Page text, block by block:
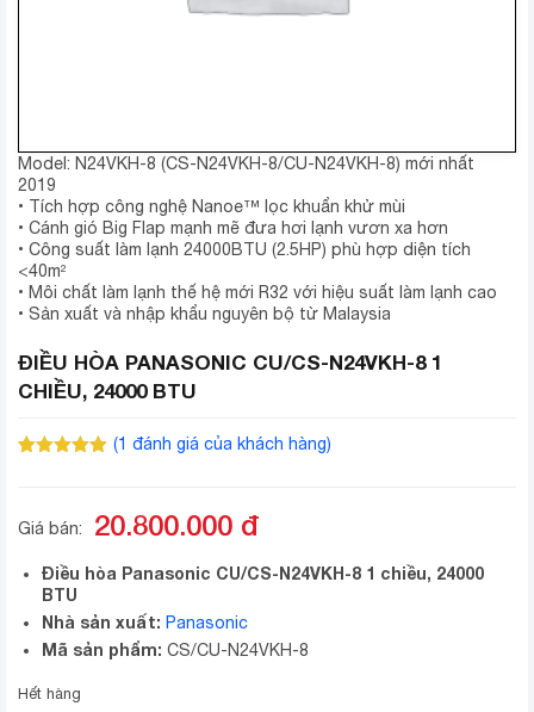
Model: N24VKH-8 (CS-N24VKH-8/CU-N24VKH-8) mới nhất
2019
• Tích hợp công nghệ Nanoe™ lọc khuẩn khử mùi
• Cánh gió Big Flap mạnh mẽ đưa hơi lạnh vươn xa hơn
• Công suất làm lạnh 24000BTU (2.5HP) phù hợp diện tích
<40m²
• Môi chất làm lạnh thế hệ mới R32 với hiệu suất làm lạnh cao
• Sản xuất và nhập khẩu nguyên bộ từ Malaysia
ĐIỀU HÒA PANASONIC CU/CS-N24VKH-8 1
CHIỀU, 24000 BTU
(1 đánh giá của khách hàng)
Giá bán: 20.800.000 đ
Điều hòa Panasonic CU/CS-N24VKH-8 1 chiều, 24000
BTU
Nhà sản xuất: Panasonic
Mã sản phẩm: CS/CU-N24VKH-8
Hết hàng